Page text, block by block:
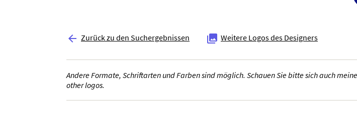
 Zurück zu den Suchergebnissen  Weitere Logos des Designers
Andere Formate, Schriftarten und Farben sind möglich. Schauen Sie bitte sich auch
other logos.